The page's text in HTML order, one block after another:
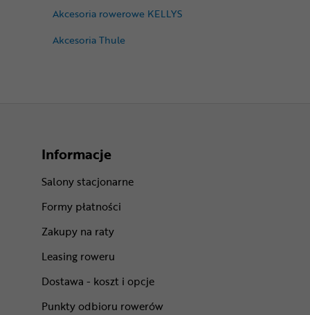
Akcesoria rowerowe KELLYS
Akcesoria Thule
Informacje
Salony stacjonarne
Formy płatności
Zakupy na raty
Leasing roweru
Dostawa - koszt i opcje
Punkty odbioru rowerów